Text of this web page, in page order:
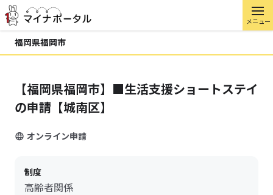
メニュー
福岡県福岡市
【福岡県福岡市】■生活支援ショートステイ
の申請【城南区】
オンライン申請
制度
高齢者関係